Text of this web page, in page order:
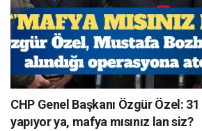
CHP Genel Başkanı Özgür Özel:
yapıyor ya, mafya mısınız lan siz?